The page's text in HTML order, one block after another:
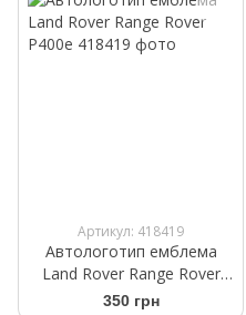
Артикул: 418419
Автологотип емблема
Land Rover Range Rover
P400e
350 грн